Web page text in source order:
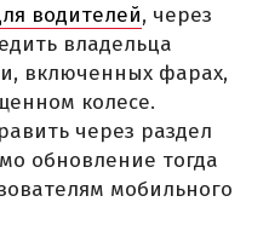
водителей, через
владельца
включенных фарах,
колесе.
через раздел
обновление тогда
мобильного